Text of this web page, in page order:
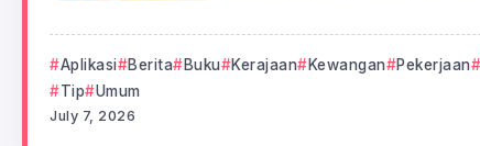
Aplikasi Berita Buku Kerajaan Kewangan Pekerjaan
Tip
Umum
July 7, 2026